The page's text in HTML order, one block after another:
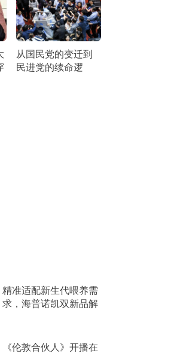
从国民党的变迁到
民进党的续命逻
精准适配新生代喂养需
求，海普诺凯双新品解
《伦敦合伙人》开播在